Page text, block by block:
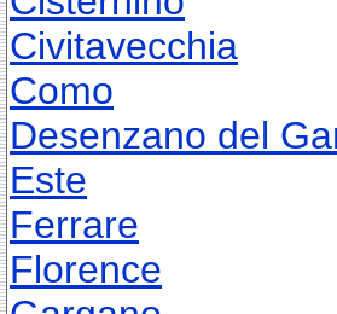
Civitavecchia
Como
Desenzano del
Este
Ferrare
Florence